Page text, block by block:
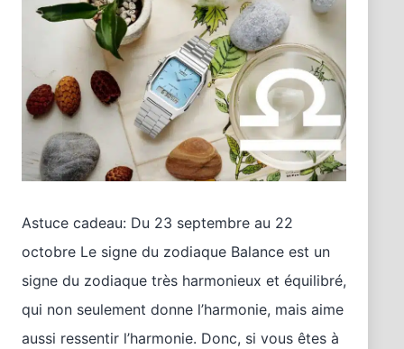
Astuce cadeau: Du 23 septembre au 22
octobre Le signe du zodiaque Balance est un
signe du zodiaque très harmonieux et équilibré,
qui non seulement donne l’harmonie, mais aime
aussi ressentir l’harmonie. Donc, si vous êtes à